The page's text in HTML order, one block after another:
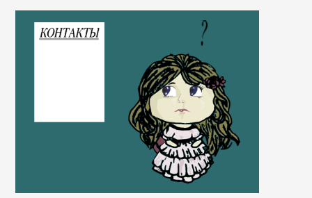
президент Product Manager News Feed, во время
саммита…